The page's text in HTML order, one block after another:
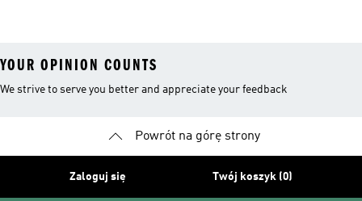
YOUR OPINION COUNTS
We strive to serve you better and appreciate your feedback
Powrót na górę strony
Zaloguj się Twój koszyk (0)